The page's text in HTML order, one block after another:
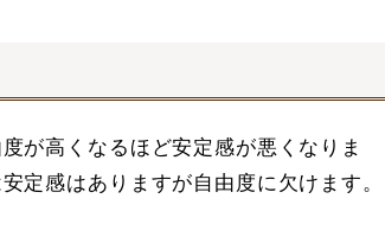
が高くなるほど安定感が悪くなりま
定感はありますが自由度に欠けます。